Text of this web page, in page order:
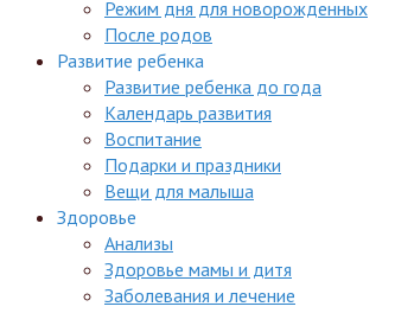
Режим дня для новорожденных
После родов
Развитие ребенка
Развитие ребенка до года
Календарь развития
Воспитание
Подарки и праздники
Вещи для малыша
Здоровье
Анализы
Здоровье мамы и дитя
Заболевания и лечение